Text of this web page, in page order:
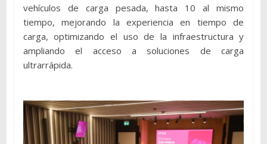
vehículos de carga pesada, hasta 10 al mismo
tiempo, mejorando la experiencia en tiempo de
carga, optimizando el uso de la infraestructura y
ampliando el acceso a soluciones de carga
ultrarrápida.